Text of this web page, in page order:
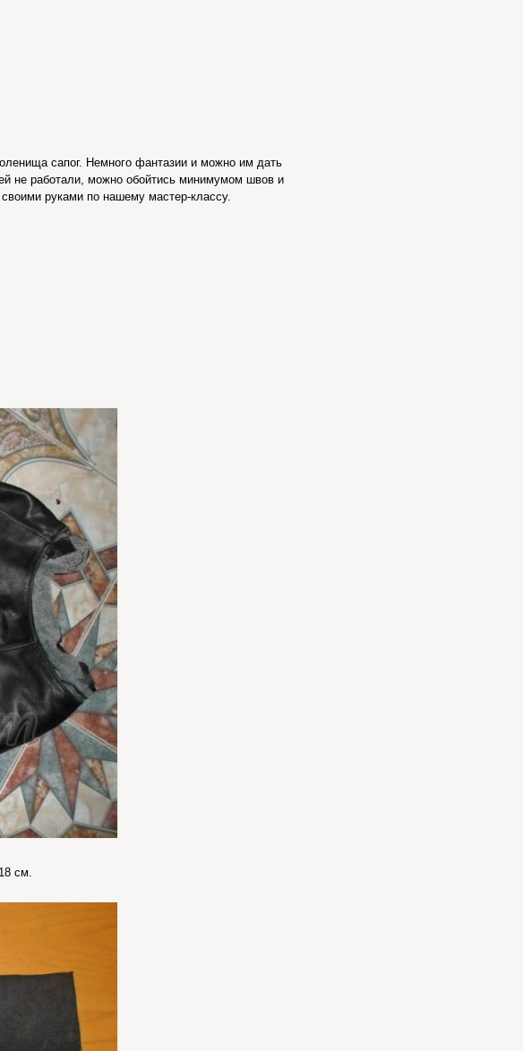
сапог. Немного фантазии и можно им дать
не работали, можно обойтись минимумом швов и
своими руками по нашему мастер-классу.
см.